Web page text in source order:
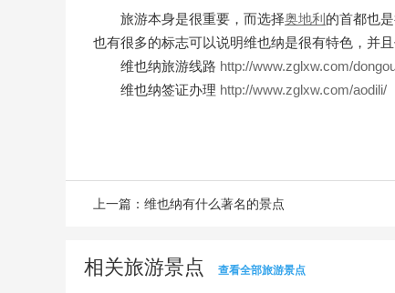
旅游本身是很重要，而选择奥地利 的首都也
也有很多的标志可以说明维也纳是很有特色，并且
维也纳旅游线路 http://www.zglxw.com/
维也纳签证办理 http://www.zglxw.com/aodili/
上一篇： 维也纳有什么著名的景点
相关旅游景点 查看全部旅游景点